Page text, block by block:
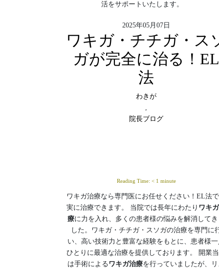
活をサポートいたします。
2025年05月07日
ワキガ・チチガ・ス
ガが完全に治る！EL
法
わきが
,
院長ブログ
Reading Time: < 1 minute
ワキガ治療なら専門医にお任せください！EL法
実に治療できます。 当院では長年にわたり ワキ
療に力を入れ、多くの患者様の悩みを解消して
した。ワキガ・チチガ・スソガの治療を専門に
い、高い技術力と豊富な経験をもとに、患者様
ひとりに最適な治療を提供しております。 開業
は手術による ワキガ治療を行っていましたが、